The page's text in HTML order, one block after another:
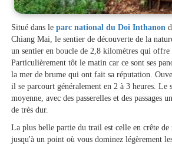
Situé dans leparc national du Doi Inthanon
Chiang Mai, le sentier de découverte de la
un sentier en boucle de 2,8 kilomètres qui offre
Particulièrement tôt le matin car ce sont ses
la mer de brume qui ont fait sa réputation.
il se parcourt généralement en 2 à 3 heures.
moyenne, avec des passerelles et des passages
de très dur.
La plus belle partie du trail est celle en crête de
jusqu'à un point où vous dominez légèrement